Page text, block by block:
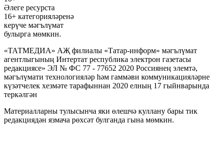
Әлеге ресурста
16+ категорияләренә
керүче мәгълүмат
булырга мөмкин.
«ТАТМЕДИА» АҖ филиалы «Татар-информ» мәгълүмат
агентлыгының Интертат республика электрон газетасы
редакциясе» ЭЛ № ФС 77 - 77652 2020 Россиянең элемтә,
мәгълүмати технологияләр һәм гаммәви коммуникацияләрне
күзәтчелек хезмәте тарафыннан 2020 елның 17 гыйнварында
теркәлгән
Материалларны тулысынча яки өлешчә куллану бары тик
редакциядән язмача рөхсәт булганда гына мөмкин.